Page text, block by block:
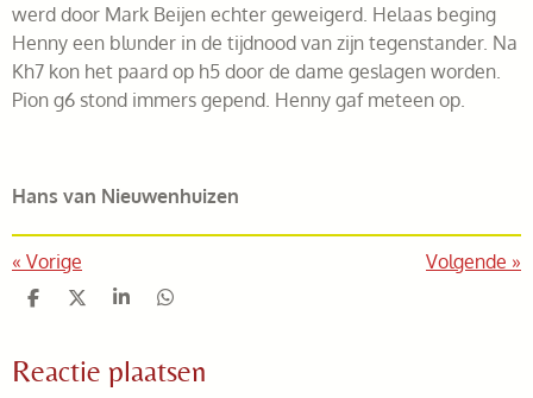
werd door Mark Beijen echter geweigerd. Helaas beging
Henny een blunder in de tijdnood van zijn tegenstander. Na
Kh7 kon het paard op h5 door de dame geslagen worden.
Pion g6 stond immers gepend. Henny gaf meteen op.
Hans van Nieuwenhuizen
« Vorige Volgende »
D
e
n
D
l
S
r
e
D
e
n
Reactie plaatsen